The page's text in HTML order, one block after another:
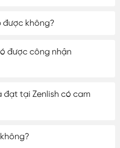
được không?
được công nhận
đạt tại Zenlish có cam